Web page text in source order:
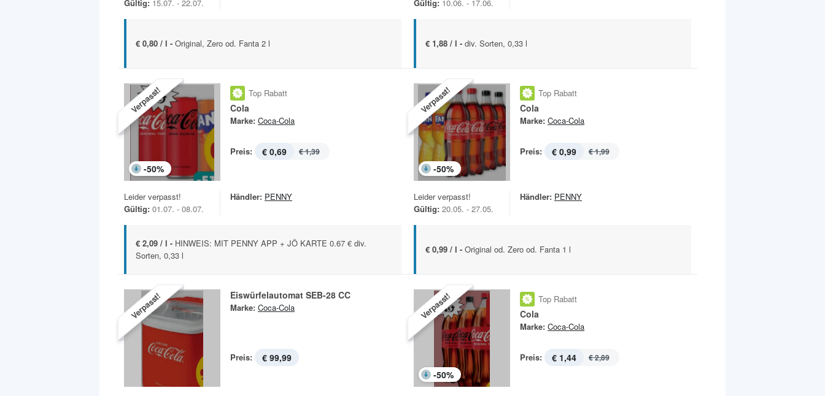
Gültig: 15.07. - 22.07.
€ 0,80 / l - Original, Zero od. Fanta 2 l
Gültig: 10.06. - 17.06.
€ 1,88 / l - div. Sorten, 0,33 l
Verpasst!
-50%
Top Rabatt
Cola
Marke: Coca-Cola
Preis: € 0,69 € 1,39
Leider verpasst!
Gültig: 01.07. - 08.07.
Händler: PENNY
€ 2,09 / l - HINWEIS: MIT PENNY APP + JÖ KARTE 0.67 € div.
Sorten, 0,33 l
Verpasst!
-50%
Top Rabatt
Cola
Marke: Coca-Cola
Preis: € 0,99 € 1,99
Leider verpasst!
Gültig: 20.05. - 27.05.
Händler: PENNY
€ 0,99 / l - Original od. Zero od. Fanta 1 l
Verpasst! Eiswürfelautomat SEB-28 CC
Marke: Coca-Cola
Preis: € 99,99
Verpasst!
-50%
Top Rabatt
Cola
Marke: Coca-Cola
Preis: € 1,44 € 2,89